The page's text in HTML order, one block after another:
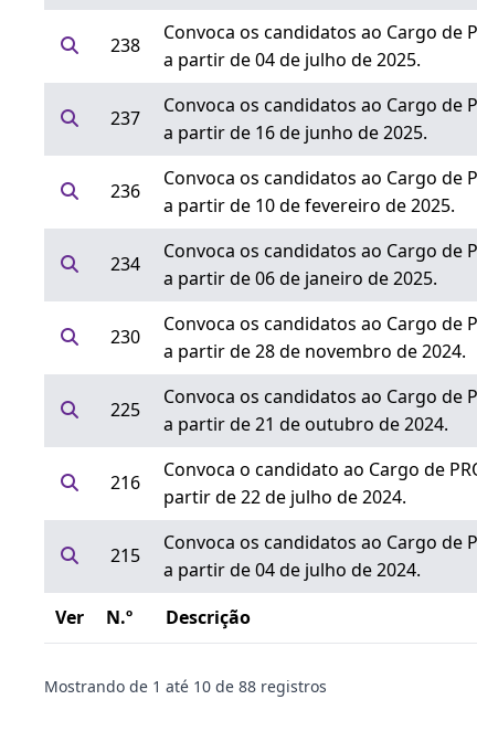
238
Convoca os candidatos ao Cargo de
a partir de 04 de julho de 2025.
237
Convoca os candidatos ao Cargo de
a partir de 16 de junho de 2025.
236
Convoca os candidatos ao Cargo de
a partir de 10 de fevereiro de 2025.
234
Convoca os candidatos ao Cargo de
a partir de 06 de janeiro de 2025.
230
Convoca os candidatos ao Cargo de
a partir de 28 de novembro de 2024.
225
Convoca os candidatos ao Cargo de
a partir de 21 de outubro de 2024.
216
Convoca o candidato ao Cargo de
partir de 22 de julho de 2024.
215
Convoca os candidatos ao Cargo de
a partir de 04 de julho de 2024.
Ver N.º Descrição
Mostrando de 1 até 10 de 88 registros